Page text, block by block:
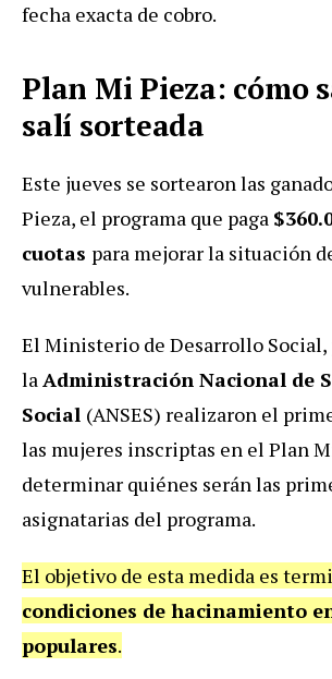
fecha exacta de cobro.
Plan Mi Pieza: cómo
salí sorteada
Este jueves se sortearon las
Pieza, el programa que paga
cuotas para mejorar la situación
vulnerables.
El Ministerio de Desarrollo Social,
laAdministración Nacional de
Social (ANSES) realizaron el
las mujeres inscriptas en el Plan
determinar quiénes serán las
asignatarias del programa.
El objetivo de esta medida es
condiciones de hacinamiento
populares.